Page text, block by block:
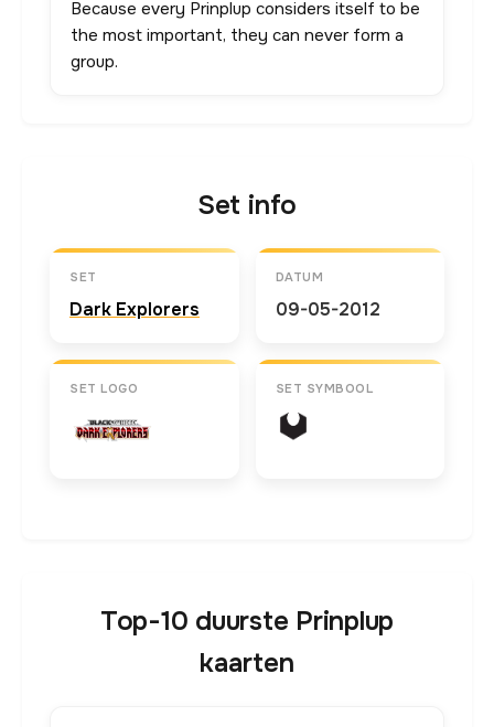
Because every Prinplup considers itself to be
the most important, they can never form a
group.
Set info
SET
Dark Explorers
DATUM
09-05-2012
SET LOGO SET SYMBOOL
Top-10 duurste Prinplup
kaarten